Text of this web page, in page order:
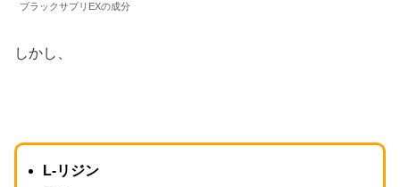
ブラックサプリEXの成分
しかし、
L-リジン